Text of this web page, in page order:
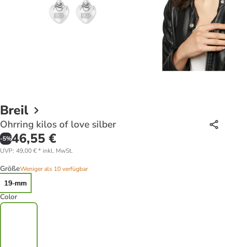
Breil
Ohrring kilos of love silber
-5%46,55 €
UVP: 49,00 €* inkl. MwSt.
GrößeWeniger als 10 verfügbar
19-mm
Color